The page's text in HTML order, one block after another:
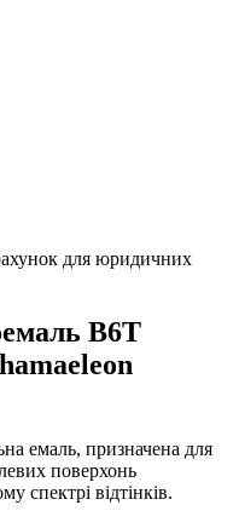
для юридичних
B6T
емаль, призначена для
поверхонь
спектрі відтінків.